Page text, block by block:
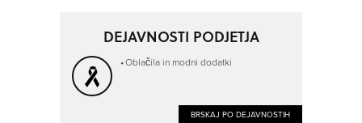
DEJAVNOSTI PODJETJA
Oblačila in modni dodatki
BRSKAJ PO DEJAVNOSTIH